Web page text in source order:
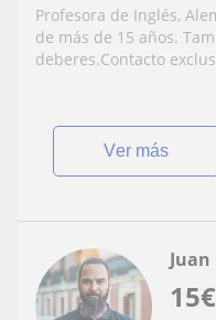
Profesora de Inglés,
de más de 15 años.
deberes.Contacto
ver más
15€
Juan